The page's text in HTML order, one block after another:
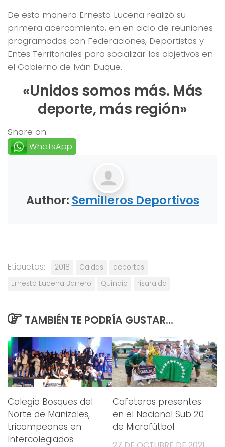
De esta manera Ernesto Lucena realizó su
primera acercamiento, en en ciclo de reuniones
programadas con Federaciones, Deportistas y
Entes Territoriales para socializar los objetivos en
el Gobierno de Iván Duque.
«Unidos somos más. Más
deporte, más región»
Share on:
WhatsApp
Author: Semilleros Deportivos
Etiquetas: 2018 Caldas
deportes
Ernesto Lucena Barrero
Quindío risaralda
TAMBIÉN TE PODRÍA GUSTAR...
Colegio Bosques del
Norte de Manizales,
tricampeones en
Intercolegiados
Cafeteros presentes
en el Nacional Sub 20
de Microfútbol